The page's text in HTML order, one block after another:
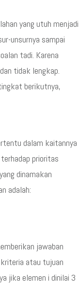
yang utuh menjadi
unsurnya sampai
tadi. Karena
tidak lengkap.
berikutnya,
dalam kaitannya
prioritas
dinamakan
adalah:
jawaban
kriteria atau tujuan
jika elemen i dinilai 3